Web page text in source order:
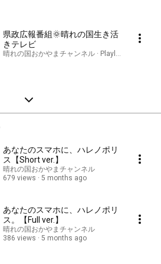
県政広報番組🌞晴れの国生き活
きテレビ
晴れの国おかやまチャンネル · Playlist
あなたのスマホに、ハレノポリ
ス【Short ver.】
晴れの国おかやまチャンネル
679 views
5 months ago
あなたのスマホに、ハレノポリ
ス。【Full ver.】
晴れの国おかやまチャンネル
386 views
5 months ago